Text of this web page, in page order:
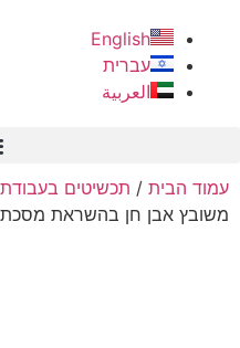
English
עברית
العربية
עמוד הבית / תכשיטים
משובץ אבן חן בהשראת